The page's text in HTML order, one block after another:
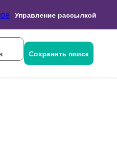
Управление рассылкой
Сохранить поиск